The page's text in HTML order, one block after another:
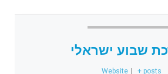
שבוע ישראלי
Website + posts